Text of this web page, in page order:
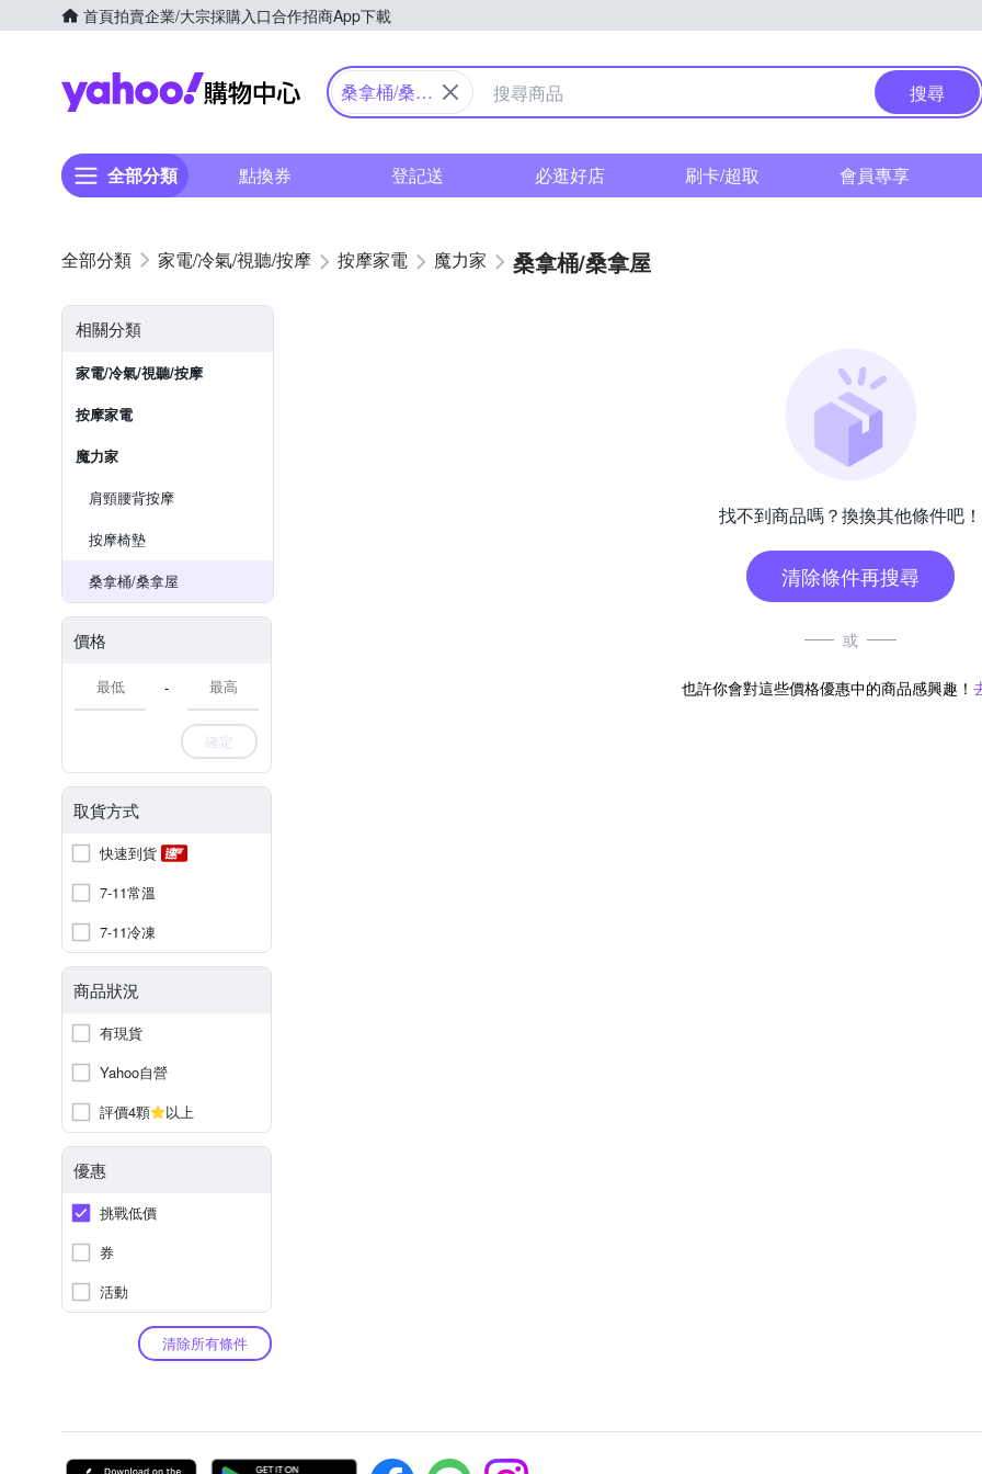
首頁拍賣企業/大宗採購入口合作招商App下載
Yahoo購物中心
桑拿桶/桑拿
搜尋
全部分類 點換券 登記送 必逛好店 刷卡/超取 會員專享
家電/冷氣/視聽/按摩 按摩家電 魔力家 桑拿桶/桑拿屋
相關分類
家電/冷氣/視聽/按摩
按摩家電
魔力家
肩頸腰背按摩
按摩椅墊
桑拿桶/桑拿屋
價格
-
確定
取貨方式
快速到貨
7-11常溫
7-11冷凍
商品狀況
有現貨
Yahoo自營
評價4顆
以上
優惠
挑戰低價
券
活動
清除所有條件
找不到商品嗎？換換其他條件吧！
清除條件再搜尋
或
也許你會對這些價格優惠中的商品感興趣！